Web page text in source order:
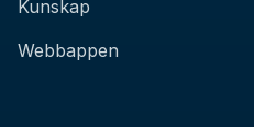
Kunskap
Webbappen